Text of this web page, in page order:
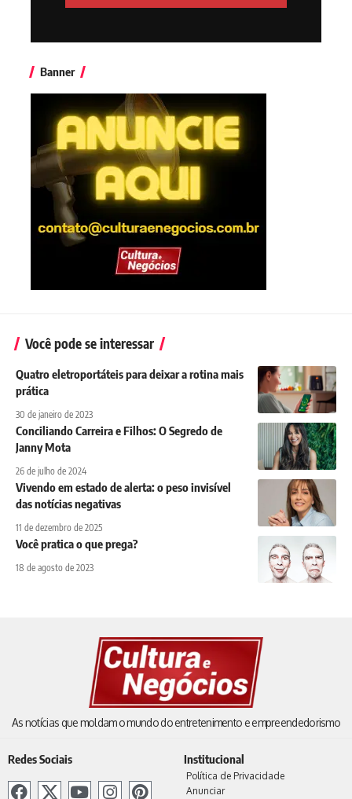
Banner
Você pode se interessar
Quatro eletroportáteis para deixar a rotina mais
prática
30 de janeiro de 2023
Conciliando Carreira e Filhos: O Segredo de
Janny Mota
26 de julho de 2024
Vivendo em estado de alerta: o peso invisível
das notícias negativas
11 de dezembro de 2025
Você pratica o que prega?
18 de agosto de 2023
As notícias que moldam o mundo do entretenimento e empreendedorismo
Redes Sociais Institucional
Política de Privacidade
Anunciar